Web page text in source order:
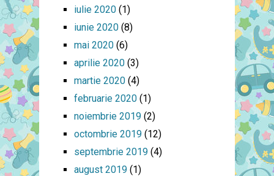
iulie 2020(1)
iunie 2020(8)
mai 2020(6)
aprilie 2020(3)
martie 2020(4)
februarie 2020(1)
noiembrie 2019(2)
octombrie 2019(12)
septembrie 2019(4)
august 2019(1)